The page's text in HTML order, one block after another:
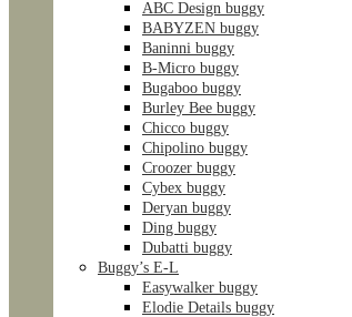
ABC Design buggy
BABYZEN buggy
Baninni buggy
B-Micro buggy
Bugaboo buggy
Burley Bee buggy
Chicco buggy
Chipolino buggy
Croozer buggy
Cybex buggy
Deryan buggy
Ding buggy
Dubatti buggy
Buggy’s E-L
Easywalker buggy
Elodie Details buggy